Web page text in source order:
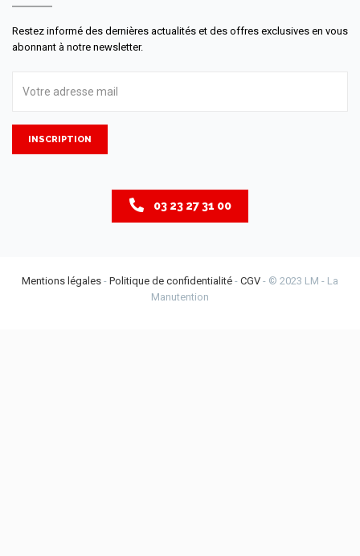
Restez informé des dernières actualités et des offres exclusives en vous
abonnant à notre newsletter.
INSCRIPTION
03 23 27 31 00
Mentions légales - Politique de confidentialité - CGV - © 2023 LM - La
Manutention